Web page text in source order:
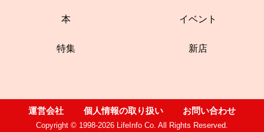
本 イベント
特集 新店
運営会社 個人情報の取り扱い お問い合わせ
Copyright © 1998-2026 LifeInfo Co. All Rights Reserved.